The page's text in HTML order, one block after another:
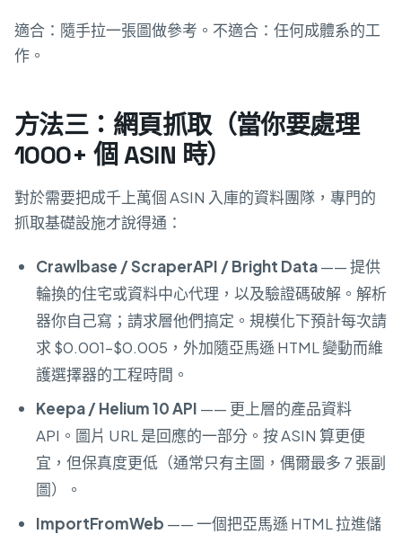
適合：隨手拉一張圖做參考。不適合：任何成體系的工
作。
方法三：網頁抓取（當你要處理
1000+ 個 ASIN 時）
對於需要把成千上萬個 ASIN 入庫的資料團隊，專門的
抓取基礎設施才說得通：
Crawlbase / ScraperAPI / Bright Data—— 提供
輪換的住宅或資料中心代理，以及驗證碼破解。解析
器你自己寫；請求層他們搞定。規模化下預計每次請
求 $0.001–$0.005，外加隨亞馬遜 HTML 變動而維
護選擇器的工程時間。
Keepa / Helium 10 API —— 更上層的產品資料
API。圖片 URL 是回應的一部分。按 ASIN 算更便
宜，但保真度更低（通常只有主圖，偶爾最多 7 張副
圖）。
ImportFromWeb —— 一個把亞馬遜 HTML 拉進儲